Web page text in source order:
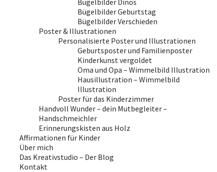
Bügelbilder Dinos
Bügelbilder Geburtstag
Bügelbilder Verschieden
Poster & Illustrationen
Personalisierte Poster und Illustrationen
Geburtsposter und Familienposter
Kinderkunst vergoldet
Oma und Opa – Wimmelbild Illustration
Hausillustration – Wimmelbild
Illustration
Poster für das Kinderzimmer
Handvoll Wunder – dein Mutbegleiter –
Handschmeichler
Erinnerungskisten aus Holz
Affirmationen für Kinder
Über mich
Das Kreativstudio – Der Blog
Kontakt